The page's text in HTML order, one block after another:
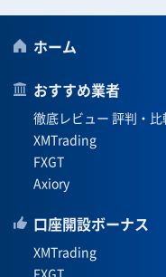
ホーム
おすすめ業者
徹底レビュー 評判・比
XMTrading
FXGT
Axiory
口座開設ボーナス
XMTrading
FXGT